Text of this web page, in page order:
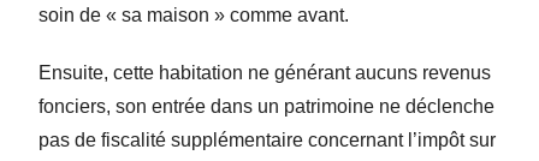
soin de « sa maison » comme avant.
Ensuite, cette habitation ne générant aucuns revenus
fonciers, son entrée dans un patrimoine ne déclenche
pas de fiscalité supplémentaire concernant l’impôt sur